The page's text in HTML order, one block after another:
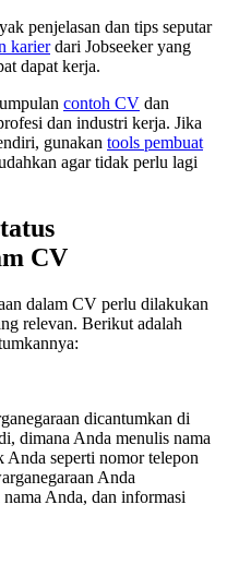
penjelasan dan tips seputar
karierdari Jobseeker yang
dapat kerja.
contoh CV dan
dan industri kerja. Jika
gunakan tools pembuat
agar tidak perlu lagi
CV
dalam CV perlu dilakukan
relevan. Berikut adalah
dicantumkan di
dimana Anda menulis nama
Anda seperti nomor telepon
Anda
Anda, dan informasi